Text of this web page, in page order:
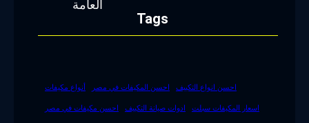
Tags
أنواع مكيفات احسن المكيفات في مصر احسن انواع التكييف
احسن مكيفات في مصر ادوات صيانة التكييف اسعار المكيفات سبلت